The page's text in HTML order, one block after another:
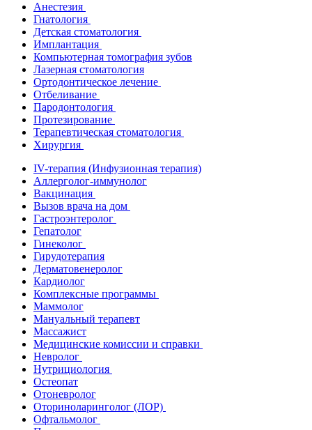
Анестезия
Гнатология
Детская стоматология
Имплантация
Компьютерная томография зубов
Лазерная стоматология
Ортодонтическое лечение
Отбеливание
Пародонтология
Протезирование
Терапевтическая стоматология
Хирургия
IV-терапия (Инфузионная терапия)
Аллерголог-иммунолог
Вакцинация
Вызов врача на дом
Гастроэнтеролог
Гепатолог
Гинеколог
Гирудотерапия
Дерматовенеролог
Кардиолог
Комплексные программы
Маммолог
Мануальный терапевт
Массажист
Медицинские комиссии и справки
Невролог
Нутрициология
Остеопат
Отоневролог
Оториноларинголог (ЛОР)
Офтальмолог